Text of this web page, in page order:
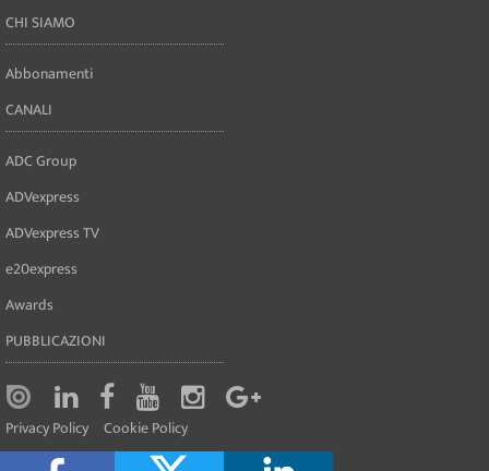
CHI SIAMO
Abbonamenti
CANALI
ADC Group
ADVexpress
ADVexpress TV
e20express
Awards
PUBBLICAZIONI
Privacy Policy Cookie Policy